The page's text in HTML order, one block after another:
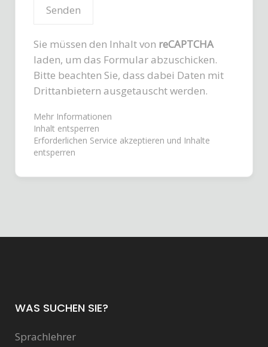
Sie müssen den Inhalt von reCAPTCHA
laden, um das Formular abzuschicken.
Bitte beachten Sie, dass dabei Daten mit
Drittanbietern ausgetauscht werden.
Mehr Informationen
Inhalt entsperren
Erforderlichen Service akzeptieren und Inhalte
entsperren
WAS SUCHEN SIE?
Sprachlehrer